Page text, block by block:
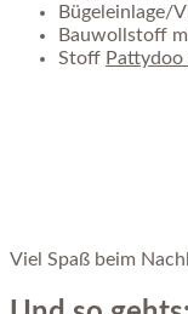
Bügeleinlage/
Bauwollstoff
Stoff Pattydoo
Viel Spaß beim